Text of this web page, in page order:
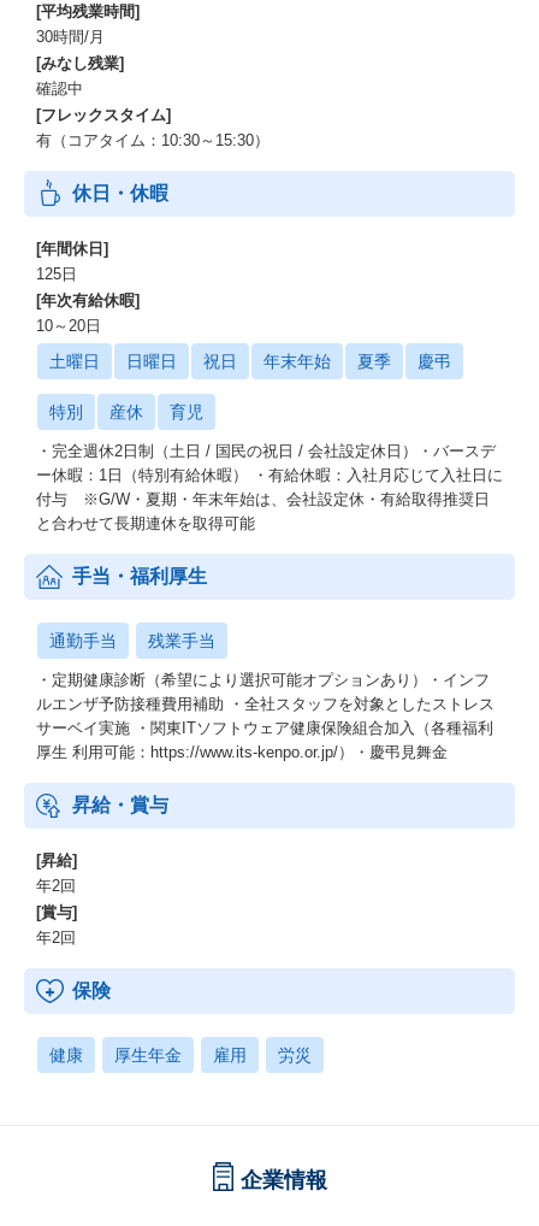
[平均残業時間]
30時間/月
[みなし残業]
確認中
[フレックスタイム]
有（コアタイム：10:30～15:30）
休日・休暇
[年間休日]
125日
[年次有給休暇]
10～20日
土曜日 日曜日 祝日 年末年始 夏季 慶弔
特別 産休 育児
・完全週休2日制（土日 / 国民の祝日 / 会社設定休日）・バースデ
ー休暇：1日（特別有給休暇） ・有給休暇：入社月応じて入社日に
付与 ※G/W・夏期・年末年始は、会社設定休・有給取得推奨日
と合わせて長期連休を取得可能
手当・福利厚生
通勤手当 残業手当
・定期健康診断（希望により選択可能オプションあり）・インフ
ルエンザ予防接種費用補助 ・全社スタッフを対象としたストレス
サーベイ実施 ・関東ITソフトウェア健康保険組合加入（各種福利
厚生 利用可能：https://www.its-kenpo.or.jp/）・慶弔見舞金
昇給・賞与
[昇給]
年2回
[賞与]
年2回
保険
健康 厚生年金 雇用 労災
企業情報